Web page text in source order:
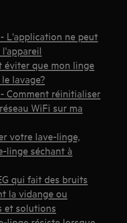
L'application ne peut
éviter que mon linge
lavage?
Comment réinitialiser
WiFi sur ma
votre lave-linge,
linge séchant à
qui fait des bruits
la vidange ou
et solutions